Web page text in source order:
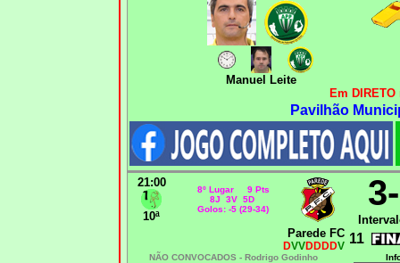
Manuel Leite
Em
Pavilhão
21:00
10ª
8º Lugar 9 Pts
8J 3V 5D
Golos: -5 (29-34)
Parede FC
DVVDDDDV 11
NÃO CONVOCADOS - Rodrigo Godinho